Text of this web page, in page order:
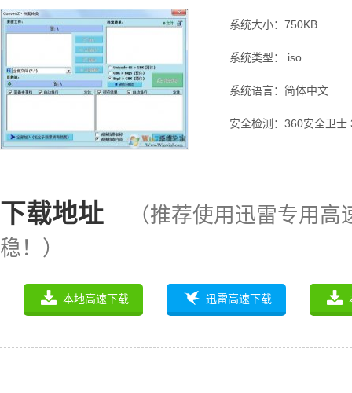
系统大小：750KB
系统类型：.iso
系统语言：简体中文
安全检测：360安全卫
下载地址
（推荐使用迅雷专用高
稳！）
本地高速下载 迅雷高速下载